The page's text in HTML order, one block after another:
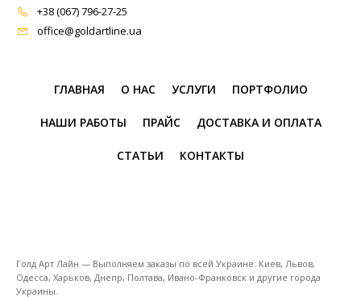
+38 (067) 796-27-25
office@goldartline.ua
ГЛАВНАЯ О НАС УСЛУГИ ПОРТФОЛИО
НАШИ РАБОТЫ ПРАЙС ДОСТАВКА И ОПЛАТА
СТАТЬИ КОНТАКТЫ
Голд Арт Лайн — Выполняем заказы по всей Украине: Киев, Львов,
Одесса, Харьков, Днепр, Полтава, Ивано-Франковск и другие города
Украины.